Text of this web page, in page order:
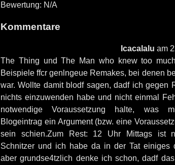
Bewertung: N/A
Kommentare
Icacalalu am
The Thing und The Man who knew too
Beispiele ffcr genlngeue Remakes, bei denen
war. Wollte damit blodf sagen, dadf ich gegen
nichts einzuwenden habe und nicht einmal
notwendige Voraussetzung halte, was
Blogeintrag ein Argument (bzw. eine
sein schien.Zum Rest: 12 Uhr Mittags ist
Schnitzer und ich habe da in der Tat einiges
aber grundse4tzlich denke ich schon, dadf